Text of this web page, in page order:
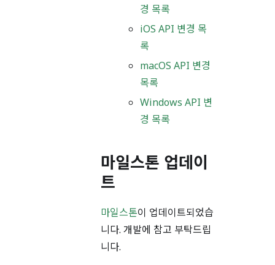
경 목록
iOS API 변경 목
록
macOS API 변경
목록
Windows API 변
경 목록
마일스톤 업데이
트
마일스톤이 업데이트되었습
니다. 개발에 참고 부탁드립
니다.